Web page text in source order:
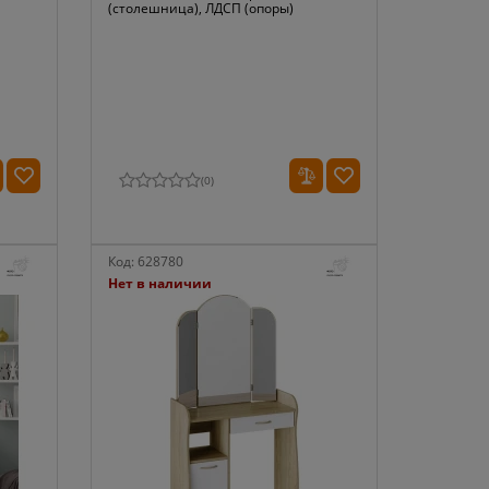
(столешница), ЛДСП (опоры)
(0)
Код: 628780
Нет в наличии